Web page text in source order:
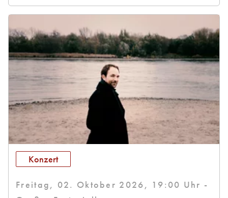
Konzert
Freitag, 02. Oktober 2026, 19:00 Uhr -